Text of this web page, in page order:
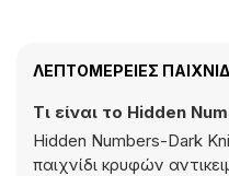
ΛΕΠΤΟΜΈΡΕΙΕΣ
Τι είναι το Hidden
Hidden Numbers-Dark
παιχνίδι κρυφών